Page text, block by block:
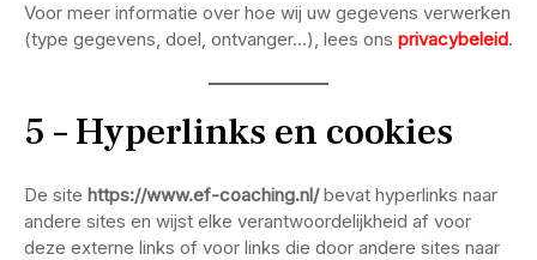
Voor meer informatie over hoe wij uw gegevens verwerken
(type gegevens, doel, ontvanger…), lees ons privacybeleid.
5 – Hyperlinks en cookies
De site https://www.ef-coaching.nl/bevat hyperlinks naar
andere sites en wijst elke verantwoordelijkheid af voor
deze externe links of voor links die door andere sites naar